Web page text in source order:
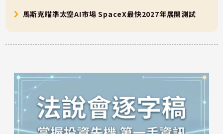
馬斯克瞄準太空AI市場 SpaceX最快2027年展開測試